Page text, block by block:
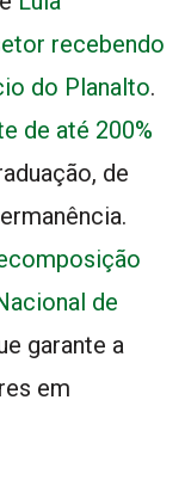
recebendo
do Planalto.
de até 200%
de
de
garante a
em